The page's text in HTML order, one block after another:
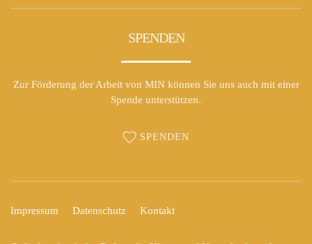
SPENDEN
Zur Förderung der Arbeit von MIN können Sie uns auch mit einer
Spende unterstützen.
SPENDEN
Impressum Datenschutz Kontakt